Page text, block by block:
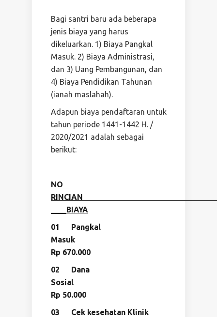
Bagi santri baru ada beberapa
jenis biaya yang harus
dikeluarkan. 1) Biaya Pangkal
Masuk. 2) Biaya Administrasi,
dan 3) Uang Pembangunan, dan
4) Biaya Pendidikan Tahunan
(ianah maslahah).
Adapun biaya pendaftaran untuk
tahun periode 1441-1442 H. /
2020/2021 adalah sebagai
berikut:
NO
____BIAYA
01 Pangkal
Masuk
Rp 670.000
02
Dana
Rp 50.000
03 Cek kesehatan Klinik